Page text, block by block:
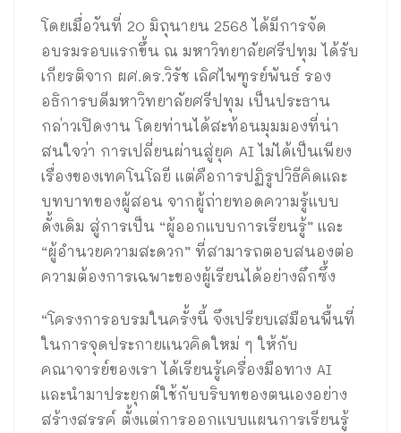
โดยเมื่อวันที่ 20 มิถุนายน 2568 ได้มีการจัด
อบรมรอบแรกขึ้น ณ มหาวิทยาลัยศรีปทุม ได้รับ
เกียรติจาก ผศ.ดร.วิรัช เลิศไพฑูรย์พันธ์ รอง
อธิการบดีมหาวิทยาลัยศรีปทุม เป็นประธาน
กล่าวเปิดงาน โดยท่านได้สะท้อนมุมมองที่น่า
สนใจว่า การเปลี่ยนผ่านสู่ยุค AI ไม่ได้เป็นเพียง
เรื่องของเทคโนโลยี แต่คือการปฏิรูปวิธีคิดและ
บทบาทของผู้สอน จากผู้ถ่ายทอดความรู้แบบ
ดั้งเดิม สู่การเป็น “ผู้ออกแบบการเรียนรู้” และ
“ผู้อำนวยความสะดวก” ที่สามารถตอบสนองต่อ
ความต้องการเฉพาะของผู้เรียนได้อย่างลึกซึ้ง
“โครงการอบรมในครั้งนี้ จึงเปรียบเสมือนพื้นที่
ในการจุดประกายแนวคิดใหม่ ๆ ให้กับ
คณาจารย์ของเรา ได้เรียนรู้เครื่องมือทาง AI
และนำมาประยุกต์ใช้กับบริบทของตนเองอย่าง
สร้างสรรค์ ตั้งแต่การออกแบบแผนการเรียนรู้